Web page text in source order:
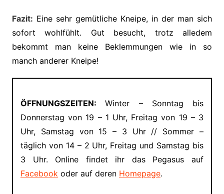
Fazit: Eine sehr gemütliche Kneipe, in der man sich
sofort wohlfühlt. Gut besucht, trotz alledem
bekommt man keine Beklemmungen wie in so
manch anderer Kneipe!
ÖFFNUNGSZEITEN:Winter – Sonntag bis
Donnerstag von 19 – 1 Uhr, Freitag von 19 – 3
Uhr, Samstag von 15 – 3 Uhr // Sommer –
täglich von 14 – 2 Uhr, Freitag und Samstag bis
3 Uhr. Online findet ihr das Pegasus auf
Facebook oder auf deren Homepage.